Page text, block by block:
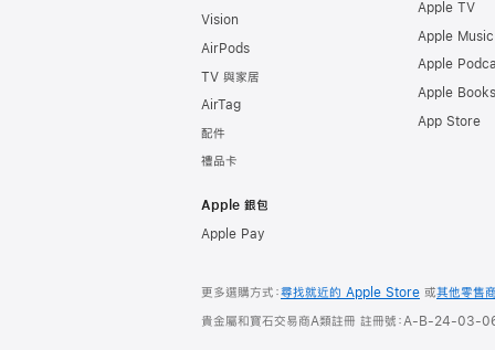
Vision
AirPods
TV 與家居
AirTag
配件
禮品卡
Apple 銀包
Apple Pay
Apple TV
Apple Music
Apple
Apple Books
App Store
更多選購方式：尋找就近的 Apple Store 或其他零售
貴金屬和寶石交易商A類註冊 註冊號：A-B-24-03-